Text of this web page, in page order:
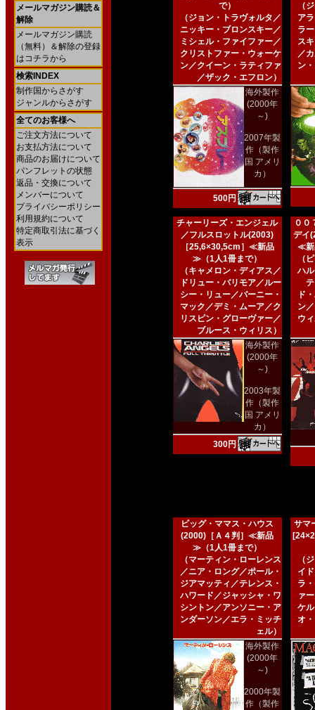
メールマガジン購読＆
解除
メールマガジン購読
（無料）＆解除の登録
はコチラから
検索INDEX
制作国からさがす
ジャンルからさがす
全てのお客様へ
ご注文方法について
お支払方法について
商品のお届けについて
パンフレットの状態
返品・交換について
メンバーについて
プライバシーポリシー
利用規約について
特定商取引法に基づく
表示
で）
（ジョン・トラヴォルタ／
ニッキー・ブロンスキー／
ミシェル・ファイファー／
クリストファー・ウォーケ
ン／クイーン・ラティファ
／ザック・エフロン）
海外製作
(2000年
～)
2007年製
作（製作
国 アメリ
カ）
500円
（
ア
ラ
ス
／
ン
チャーリーズ・エンジェル
／フルスロットル(2003)
［25,6×30,5cm］≪新品
≫（1人1冊まで）
（キャメロン・ディアス／
ドリュー・バリモア／ルー
シー・リュー／バーニー・
マック／デミ・ムーア／ク
リスピン・グローヴァー／
ブルース・ウィリス）
海外製作
(2000年
～)
2003年製
作（製作
国 アメリ
カ）
300円
００
デイ
≪新
（
ハ
ド
ン
ウ
ビッグ・ママス・ハウス
(2000)［Ａ４判］≪新品
≫（1人1冊まで）
（マーティン・ローレンス
／ニア・ロング／ポール・
ジアマッティ／テレンス・
ハワード／ジャッシャ・ワ
シントン／アンソニー・ア
ンダーソン／エラ・ミッチ
ェル）
海外製作
(2000年
～)
2000年製
作（製作
サマ
（
イ
ラ
ァ
ケ
オ